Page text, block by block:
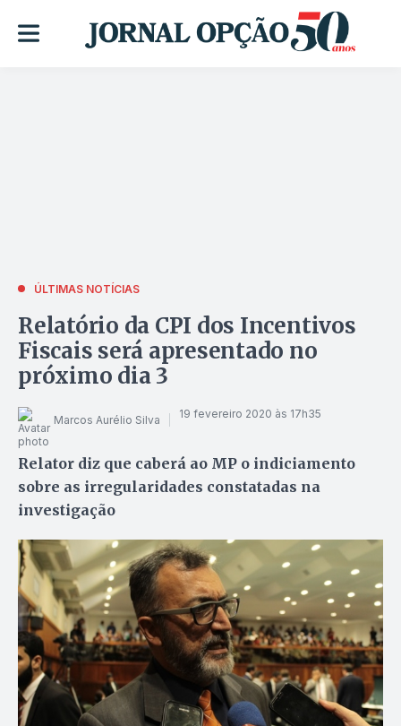
ÚLTIMAS NOTÍCIAS
Relatório da CPI dos Incentivos
Fiscais será apresentado no
próximo dia 3
Marcos Aurélio Silva 19 fevereiro 2020 às 17h35
Relator diz que caberá ao MP o indiciamento
sobre as irregularidades constatadas na
investigação